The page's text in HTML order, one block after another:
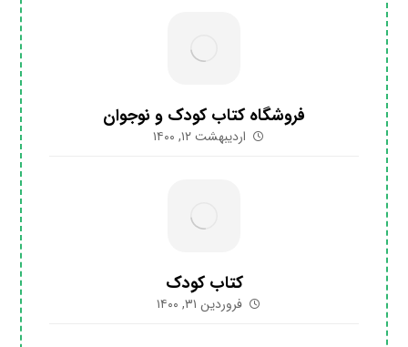
فروشگاه کتاب کودک و نوجوان
اردیبهشت ۱۲, ۱۴۰۰
کتاب کودک
فروردین ۳۱, ۱۴۰۰